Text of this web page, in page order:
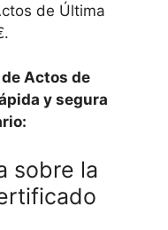
de Última
Actos de
y segura
sobre la